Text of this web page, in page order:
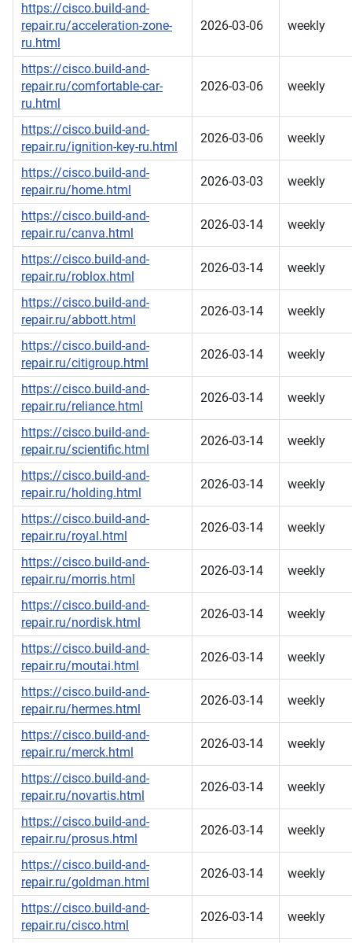
https://cisco.build-and-
repair.ru/acceleration-zone-
ru.html
2026-03-06 weekly
https://cisco.build-and-
repair.ru/comfortable-car-
ru.html
2026-03-06 weekly
https://cisco.build-and-
repair.ru/ignition-key-ru.html
2026-03-06 weekly
https://cisco.build-and-
repair.ru/home.html
2026-03-03 weekly
https://cisco.build-and-
repair.ru/canva.html
2026-03-14 weekly
https://cisco.build-and-
repair.ru/roblox.html
2026-03-14 weekly
https://cisco.build-and-
repair.ru/abbott.html
2026-03-14 weekly
https://cisco.build-and-
repair.ru/citigroup.html
2026-03-14 weekly
https://cisco.build-and-
repair.ru/reliance.html
2026-03-14 weekly
https://cisco.build-and-
repair.ru/scientific.html
2026-03-14 weekly
https://cisco.build-and-
repair.ru/holding.html
2026-03-14 weekly
https://cisco.build-and-
repair.ru/royal.html
2026-03-14 weekly
https://cisco.build-and-
repair.ru/morris.html
2026-03-14 weekly
https://cisco.build-and-
repair.ru/nordisk.html
2026-03-14 weekly
https://cisco.build-and-
repair.ru/moutai.html
2026-03-14 weekly
https://cisco.build-and-
repair.ru/hermes.html
2026-03-14 weekly
https://cisco.build-and-
repair.ru/merck.html
2026-03-14 weekly
https://cisco.build-and-
repair.ru/novartis.html
2026-03-14 weekly
https://cisco.build-and-
repair.ru/prosus.html
2026-03-14 weekly
https://cisco.build-and-
repair.ru/goldman.html
2026-03-14 weekly
https://cisco.build-and-
repair.ru/cisco.html
2026-03-14 weekly